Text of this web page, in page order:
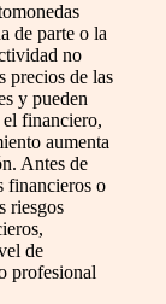
de parte o la
no
precios de las
y pueden
el financiero,
aumenta
Antes de
financieros o
riesgos
de
profesional